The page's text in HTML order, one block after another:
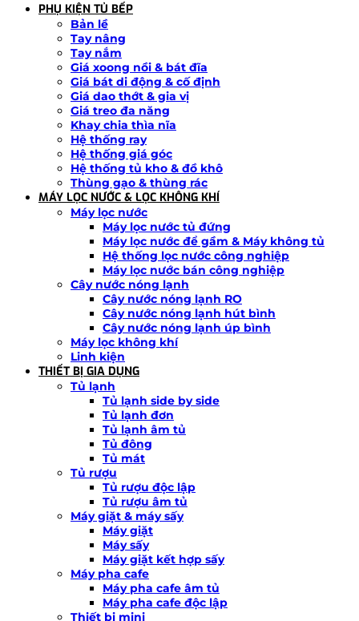
PHỤ KIỆN TỦ BẾP
Bản lề
Tay nâng
Tay nắm
Giá xoong nồi & bát đĩa
Giá bát di động & cố định
Giá dao thớt & gia vị
Giá treo đa năng
Khay chia thìa nĩa
Hệ thống ray
Hệ thống giá góc
Hệ thống tủ kho & đồ khô
Thùng gạo & thùng rác
MÁY LỌC NƯỚC & LỌC KHÔNG KHÍ
Máy lọc nước
Máy lọc nước tủ đứng
Máy lọc nước để gầm & Máy không tủ
Hệ thống lọc nước công nghiệp
Máy lọc nước bán công nghiệp
Cây nước nóng lạnh
Cây nước nóng lạnh RO
Cây nước nóng lạnh hút bình
Cây nước nóng lạnh úp bình
Máy lọc không khí
Linh kiện
THIẾT BỊ GIA DỤNG
Tủ lạnh
Tủ lạnh side by side
Tủ lạnh đơn
Tủ lạnh âm tủ
Tủ đông
Tủ mát
Tủ rượu
Tủ rượu độc lập
Tủ rượu âm tủ
Máy giặt & máy sấy
Máy giặt
Máy sấy
Máy giặt kết hợp sấy
Máy pha cafe
Máy pha cafe âm tủ
Máy pha cafe độc lập
Thiết bị mini